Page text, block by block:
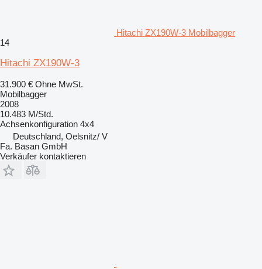
Hitachi ZX190W-3 Mobilbagger
14
Hitachi ZX190W-3
31.900 € Ohne MwSt.
Mobilbagger
2008
10.483 M/Std.
Achsenkonfiguration 4x4
Deutschland, Oelsnitz/ V
Fa. Basan GmbH
Verkäufer kontaktieren